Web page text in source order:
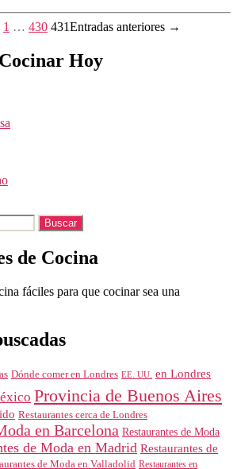
1 … 430 431Entradas anteriores →
Hoy
de Cocina
fáciles para que cocinar sea una
Dónde comer en Londres EE. UU. en Londres
Provincia de Buenos Aires
Restaurantes cerca de Londres
en Barcelona Restaurantes de Moda
de Moda en Madrid Restaurantes de
de Moda en Valladolid Restaurantes en